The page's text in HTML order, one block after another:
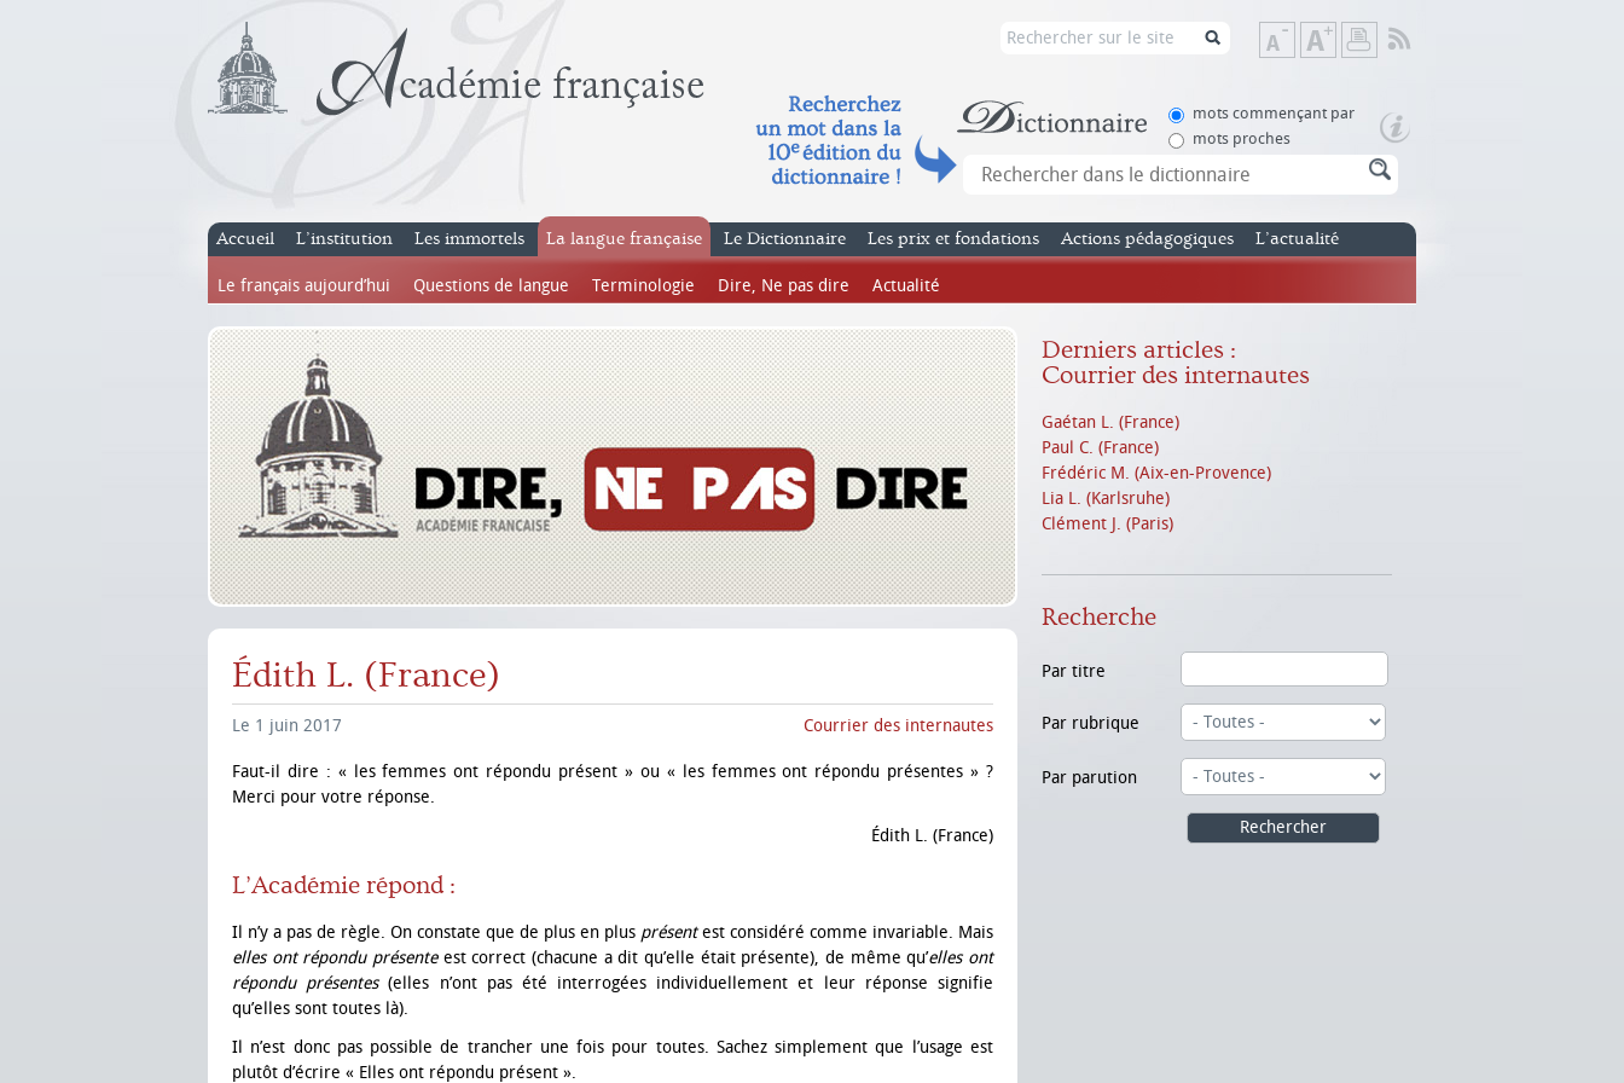
Diminuer
la
de
Augmenter
la
de
mots commençant par
mots proches
Accueil L’institution Les immortels La langue française
Le français aujourd’hui Questions de langue Terminologie Dire, Ne pas dire Actualité
Le Dictionnaire Les prix et fondations Actions pédagogiques L’actualité
Édith L. (France)
Le 1 juin 2017 Courrier des internautes
Faut-il dire : « les femmes ont répondu présent » ou « les femmes ont répondu présentes » ?
Merci pour votre réponse.
Édith L. (France)
L’Académie répond :
Il n’y a pas de règle. On constate que de plus en plus présentest considéré comme invariable. Mais
elles ont répondu présenteest correct (chacune a dit qu’elle était présente), de même qu’elles ont
répondu présentes(elles n’ont pas été interrogées individuellement et leur réponse signifie
qu’elles sont toutes là).
Il n’est donc pas possible de trancher une fois pour toutes. Sachez simplement que l’usage est
plutôt d’écrire « Elles ont répondu présent ».
Derniers articles :
Courrier des internautes
Gaétan L. (France)
Paul C. (France)
Frédéric M. (Aix-en-Provence)
Lia L. (Karlsruhe)
Clément J. (Paris)
Recherche
Par titre
Par rubrique
Par parution